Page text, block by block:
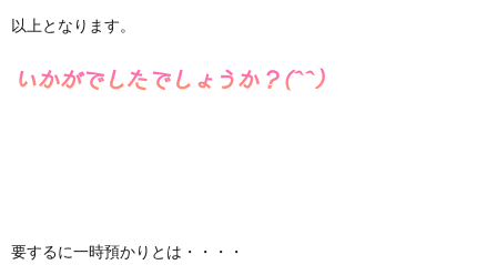
以上となります。
要するに一時預かりとは・・・・